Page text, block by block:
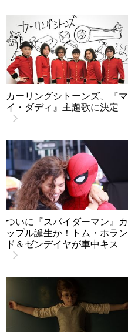
カーリングシトーンズ、『マ
イ・ダディ』主題歌に決定
ついに『スパイダーマン』カ
ップル誕生か！トム・ホラン
ド＆ゼンデイヤが車中キス